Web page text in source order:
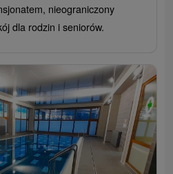
nieograniczony
dla rodzin i seniorów.